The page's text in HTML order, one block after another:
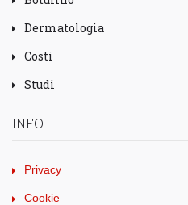
Dermatologia
Costi
Studi
INFO
Privacy
Cookie